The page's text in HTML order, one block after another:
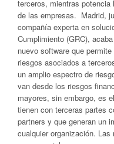
terceros, mientras
de las empresas. Madrid,
compañía experta en
Cumplimiento (GRC),
nuevo software que
riesgos asociados a
un amplio espectro de
van desde los riesgos
mayores, sin embargo, es
tienen con terceras partes
partners y que generan un
cualquier organización.